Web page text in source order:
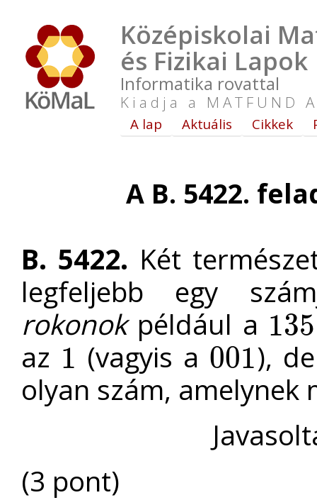
Középiskolai
és Fizikai Lapok
Informatika rovattal
Kiadja a MATFUND
A lap Aktuális Cikkek
A B. 5422.
B. 5422. Két
legfeljebb egy
rokonokpéldául a 135
135
az 1
1 (vagyis a 001
001
),
olyan szám, amelynek
(3 pont)